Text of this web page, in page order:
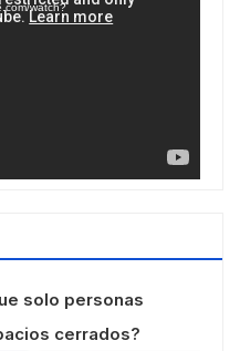
watch?
solo personas
cerrados?